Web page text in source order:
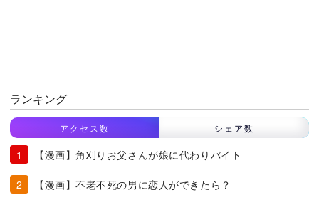
ランキング
アクセス数 シェア数
【漫画】角刈りお父さんが娘に代わりバイト
【漫画】不老不死の男に恋人ができたら？